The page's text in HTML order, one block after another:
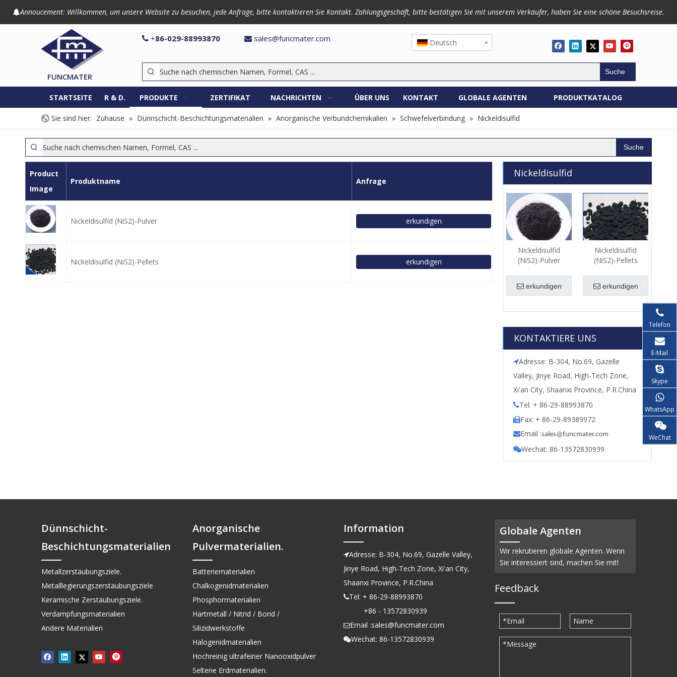
Annoucement: Willkommen, um unsere Website zu besuchen, jede Anfrage, bitte kontaktieren Sie Kontakt. Zahlungsgeschäft, bitte bestätigen Sie mit unserem Verkäufer, haben Sie eine schöne Besuchsreise.
FUNCMATER
 +86-029-88993870  sales@funcmater.com Deutsch
Suche
STARTSEITE R & D. PRODUKTE ZERTIFIKAT NACHRICHTEN ÜBER UNS KONTAKT GLOBALE AGENTEN PRODUKTKATALOG
Sie sind hier: Zuhause » Dünnschicht-Beschichtungsmaterialien » Anorganische Verbundchemikalien » Schwefelverbindung » Nickeldisulfid
Suche
Product
Image
Produktname Anfrage
Nickeldisulfid (NiS2)-Pulver erkundigen
Nickeldisulfid (NiS2)-Pellets erkundigen
Nickeldisulfid
Nickeldisulfid
(NiS2)-Pulver
erkundigen
Nickeldisulfid
(NiS2)-Pellets
erkundigen
KONTAKTIERE UNS
Adresse: B-304, No.69, Gazelle
Valley, Jinye Road, High-Tech Zone,
Xi'an City, Shaanxi Province, P.R.China
Tel: + 86-29-88993870
Fax: + 86-29-89389972
Email :sales@funcmater.com
Wechat: 86-13572830939
Dünnschicht-
Beschichtungsmaterialien
Metallzerstäubungsziele.
Metalllegierungszerstäubungsziele
Keramische Zerstäubungsziele.
Verdampfungsmaterialien
Andere Materialien
Telefon
E-Mail
Skype
WhatsApp
WeChat
Anorganische
Pulvermaterialien.
Batteriematerialien
Chalkogenidmaterialien
Phosphormaterialien
Hartmetall / Nitrid / Borid /
Silizidwerkstoffe
Halogenidmaterialien
Hochreinig ultrafeiner Nanooxidpulver
Seltene Erdmaterialien.
Information
Adresse: B-304, No.69, Gazelle Valley,
Jinye Road, High-Tech Zone, Xi'an City,
Shaanxi Province, P.R.China
Tel: + 86-29-88993870
+86 - 13572830939
Email :sales@funcmater.com
Wechat: 86-13572830939
Globale Agenten
Wir rekrutieren globale Agenten. Wenn
Sie interessiert sind, machen Sie mit!
Feedback